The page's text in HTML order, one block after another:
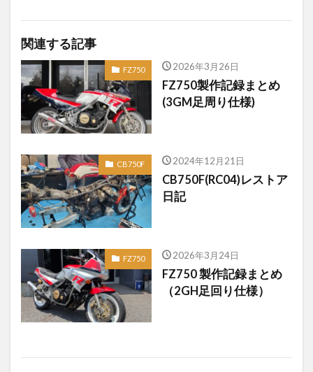
関連する記事
FZ750 2026年3月26日
FZ750製作記録まとめ
(3GM足周り仕様)
CB750F 2024年12月21日
CB750F(RC04)レストア
日記
FZ750 2026年3月24日
FZ750 製作記録まとめ
（2GH足回り仕様）